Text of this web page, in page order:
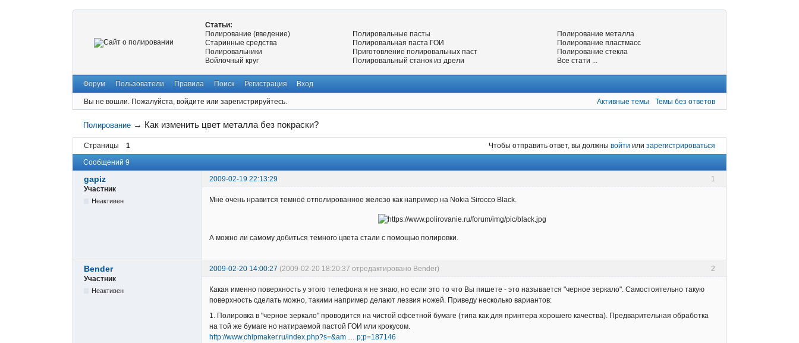
Статьи:
Полирование (введение)
Старинные средства
Полировальники
Войлочный круг
Полировальные пасты
Полировальная паста ГОИ
Приготовление полировальных паст
Полировальный станок из дрели
Полирование металла
Полирование пластмасс
Полирование стекла
Все стати ...
Форум Пользователи Правила Поиск Регистрация Вход
Вы не вошли. Пожалуйста, войдите или зарегистрируйтесь. Активные темы Темы без ответов
Полирование → Как изменить цвет металла без покраски?
Страницы 1 Чтобы отправить ответ, вы должны войти или зарегистрироваться
Сообщений 9
1
gapiz
2009-02-19 22:13:29
Участник
Неактивен Мне очень нравится темноё отполированное железо как например на Nokia Sirocco Black.
А можно ли самому добиться темного цвета стали с помощью полировки.
2
Bender 2009-02-20 14:00:27 (2009-02-20 18:20:37 отредактировано Bender)
Участник
Неактивен
Какая именно поверхность у этого телефона я не знаю, но если это то что Вы пишете - это называется "черное зеркало". Самостоятельно такую
поверхность сделать можно, такими например делают лезвия ножей. Приведу несколько вариантов:
1. Полировка в "черное зеркало" проводится на чистой офсетной бумаге (типа как для принтера хорошего качества). Предварительная обработка
на той же бумаге но натираемой пастой ГОИ или крокусом.
http://www.chipmaker.ru/index.php?s=&am … p;p=187146